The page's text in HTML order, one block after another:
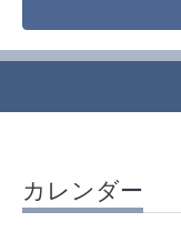
カレンダー